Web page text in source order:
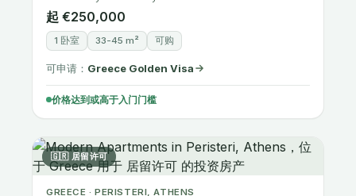
起 €250,000
1 卧室 33-45 m² 可购
可申请： Greece Golden Visa
价格达到或高于入门门槛
🇬🇷 居留许可
GREECE · PERISTERI, ATHENS